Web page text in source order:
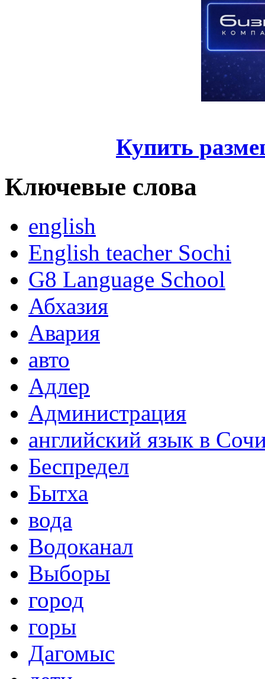
Купить
Ключевые слова
english
English teacher Sochi
G8 Language School
Абхазия
Авария
авто
Адлер
Администрация
английский язык в
Беспредел
Бытха
вода
Водоканал
Выборы
город
горы
Дагомыс